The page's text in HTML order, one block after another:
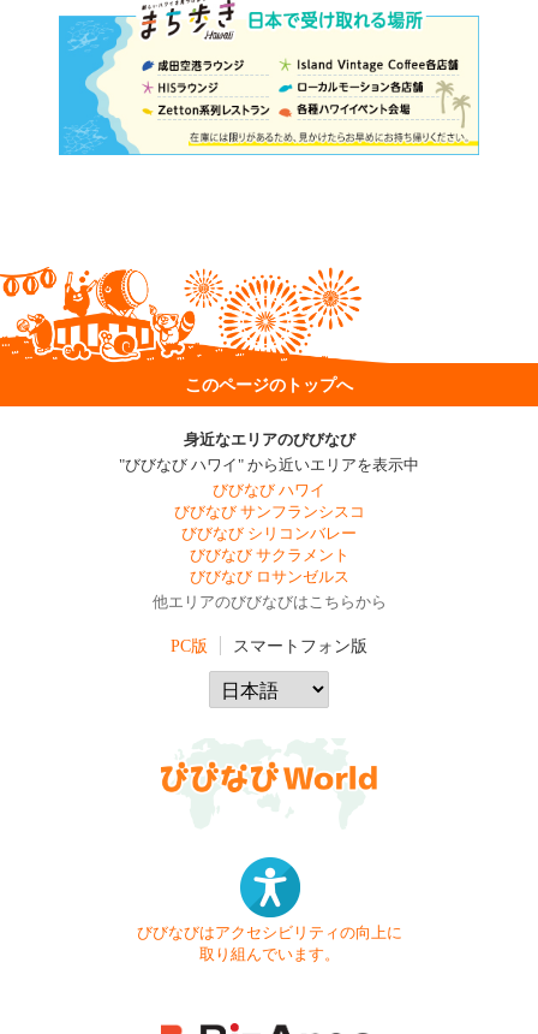
このページのトップへ
身近なエリアのびびなび
"びびなび ハワイ" から近いエリアを表示中
びびなび ハワイ
びびなび サンフランシスコ
びびなび シリコンバレー
びびなび サクラメント
びびなび ロサンゼルス
他エリアのびびなびはこちらから
PC版 スマートフォン版
びびなびはアクセシビリティの向上に
取り組んでいます。